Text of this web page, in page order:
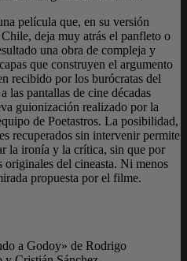
película que, en su versión
deja muy atrás el panfleto o
una obra de compleja y
que construyen el argumento
recibido por los burócratas del
las pantallas de cine décadas
guionización realizado por la
de Poetastros. La posibilidad,
recuperados sin intervenir permite
la ironía y la crítica, sin que por
originales del cineasta. Ni menos
propuesta por el filme.
a Godoy» de Rodrigo